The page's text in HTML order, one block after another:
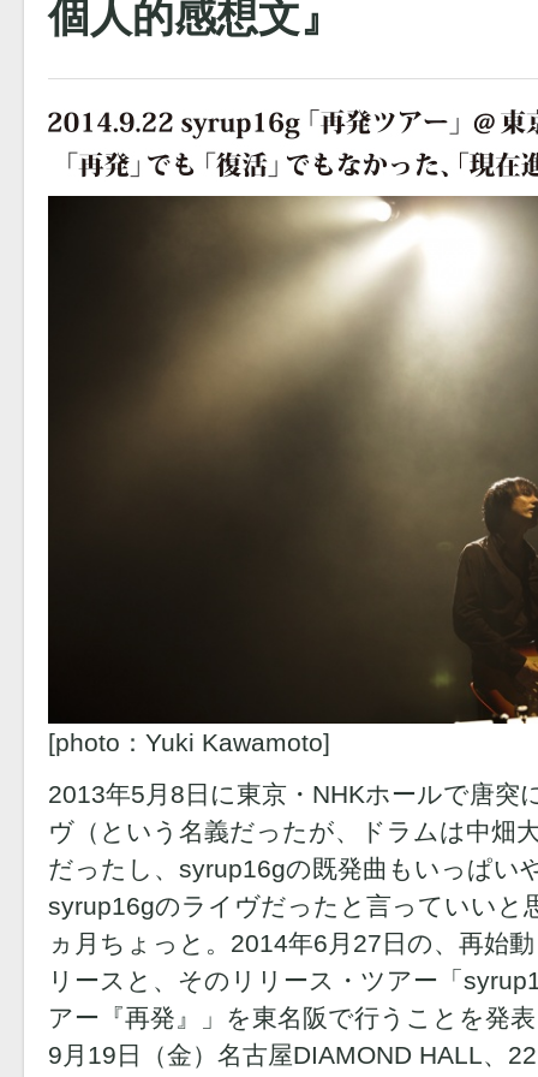
個人的感想文』
[photo：Yuki Kawamoto]
2013年5月8日に東京・NHKホールで唐突
ヴ（という名義だったが、ドラムは中畑
だったし、syrup16gの既発曲もいっぱい
syrup16gのライヴだったと言っていいと
ヵ月ちょっと。2014年6月27日の、再始
リースと、そのリリース・ツアー「
アー『再発』」を東名阪で行うことを発
9月19日（金）名古屋DIAMOND HALL、